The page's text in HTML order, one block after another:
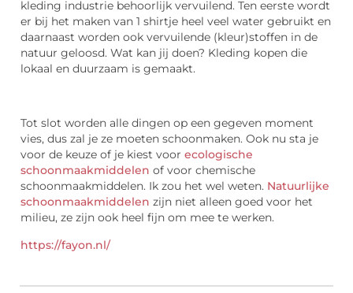
kleding industrie behoorlijk vervuilend. Ten eerste wordt
er bij het maken van 1 shirtje heel veel water gebruikt en
daarnaast worden ook vervuilende (kleur)stoffen in de
natuur geloosd. Wat kan jij doen? Kleding kopen die
lokaal en duurzaam is gemaakt.
Tot slot worden alle dingen op een gegeven moment
vies, dus zal je ze moeten schoonmaken. Ook nu sta je
voor de keuze of je kiest voor ecologische
schoonmaakmiddelen of voor chemische
schoonmaakmiddelen. Ik zou het wel weten. Natuurlijke
schoonmaakmiddelen zijn niet alleen goed voor het
milieu, ze zijn ook heel fijn om mee te werken.
https://fayon.nl/